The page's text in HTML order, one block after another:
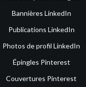
Bannières LinkedIn
Publications LinkedIn
Photos de profil LinkedIn
Épingles Pinterest
Couvertures Pinterest